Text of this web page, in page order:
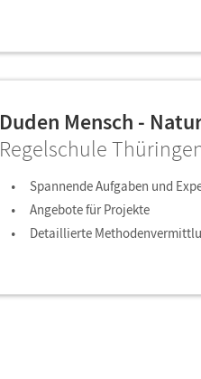
Duden Mensch -
Regelschule
Spannende Aufgaben und
Angebote für Projekte
Detaillierte